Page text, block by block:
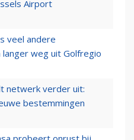
Airport
veel andere
langer weg uit Golfregio
netwerk verder uit:
bestemmingen